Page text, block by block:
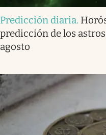
Predicción diaria.
predicción de los
agosto